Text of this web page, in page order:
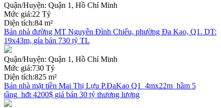
Quận/Huyện: Quận 1, Hồ Chí Minh
Mức giá:22 Tỷ
Diện tích:84 m²
Bán nhà đường MT Nguyễn Đình Chiểu, phường Đa Kao, Q1. DT:
19x43m, gía bán 730 tỷ TL
Quận/Huyện: Quận 1, Hồ Chí Minh
Mức giá:730 Tỷ
Diện tích:825 m²
Bán nhà mặt tiền Mai Thị Lựu P.ĐaKao Q1_4mx22m_hầm 5
tầng_hđt 4200$ giá bán 30 tỷ thương lượng